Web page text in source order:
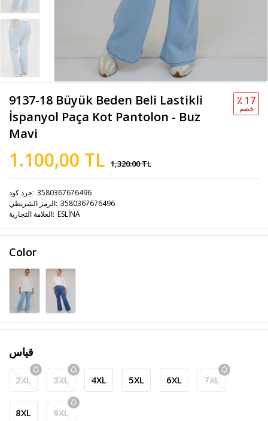
9137-18 Büyük Beden Beli Lastikli
İspanyol Paça Kot Pantolon - Buz
Mavi
1.100,00 TL 1,320.00 TL
٪ 17
خصم
جرد كود 3580367676496
الرمز الشريطي 3580367676496
العلامة التجارية ESLİNA
Color
قياس
2XL 3XL 4XL 5XL 6XL 7XL
8XL 9XL